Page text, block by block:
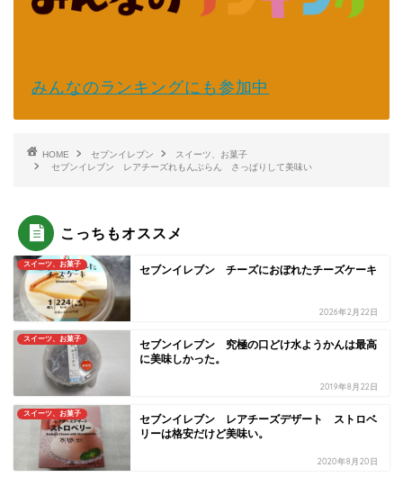
みんなのランキングにも参加中
HOME セブンイレブン
スイーツ、お菓子
セブンイレブン レアチーズれもんぶらん さっぱりして美味い
こっちもオススメ
スイーツ、お菓子 セブンイレブン チーズにおぼれたチーズケーキ
2026年2月22日
スイーツ、お菓子
セブンイレブン 究極の口どけ水ようかんは最高
に美味しかった。
2019年8月22日
スイーツ、お菓子
セブンイレブン レアチーズデザート ストロベ
リーは格安だけど美味い。
2020年8月20日